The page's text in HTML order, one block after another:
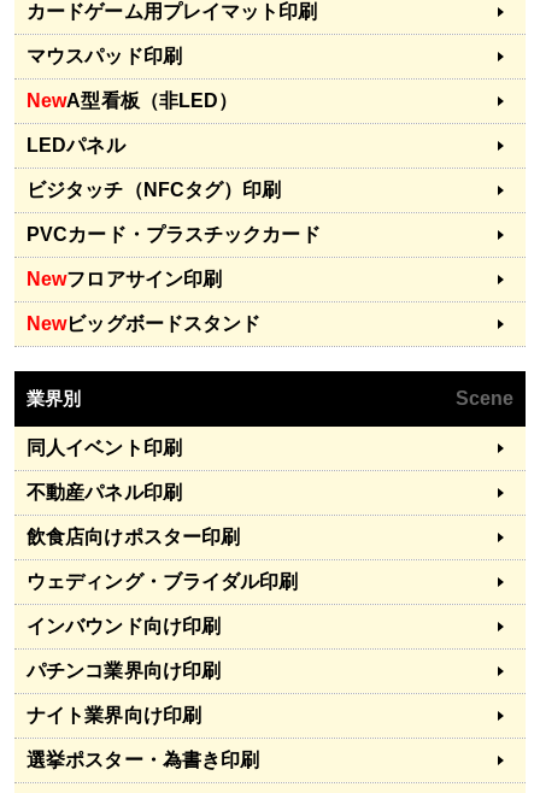
カードゲーム用プレイマット印刷
マウスパッド印刷
NewA型看板（非LED）
LEDパネル
ビジタッチ（NFCタグ）印刷
PVCカード・プラスチックカード
Newフロアサイン印刷
Newビッグボードスタンド
業界別 Scene
同人イベント印刷
不動産パネル印刷
飲食店向けポスター印刷
ウェディング・ブライダル印刷
インバウンド向け印刷
パチンコ業界向け印刷
ナイト業界向け印刷
選挙ポスター・為書き印刷